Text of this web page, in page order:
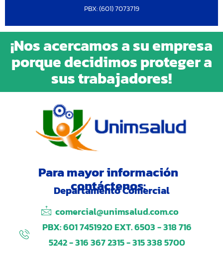
PBX: (601) 7073719
¡Nos acercamos a su empresa
porque decidimos proteger a
sus trabajadores!
Para mayor información
contáctenos:
Departamento Comercial
comercial@unimsalud.com.co
PBX: 601 7451920 EXT. 6503 - 318 716
5242 - 316 367 2315 - 315 338 5700